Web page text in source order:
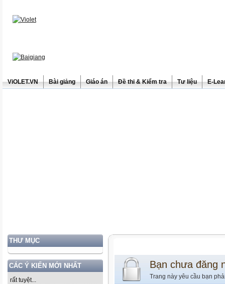
ViOLET.VN Bài giảng Giáo án Đề thi & Kiểm tra Tư liệu E-
THƯ MỤC
CÁC Ý KIẾN MỚI NHẤT
rất tuyệt...
Bạn chưa đăng
Trang này yêu cầu bạn